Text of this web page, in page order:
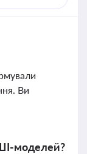
Ви
моделей?